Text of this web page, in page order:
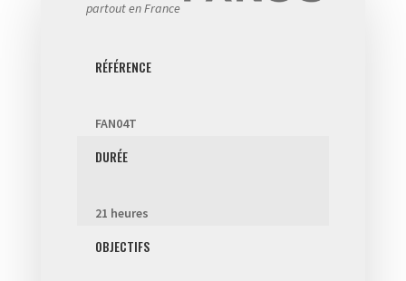
partout en France
RÉFÉRENCE
FAN04T
DURÉE
21 heures
OBJECTIFS